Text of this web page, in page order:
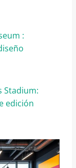
:
Stadium:
edición